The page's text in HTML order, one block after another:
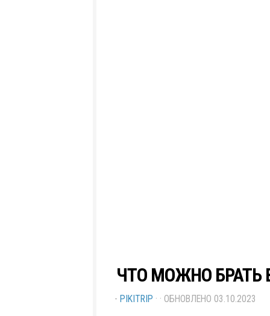
ЧТО МОЖНО БРАТЬ
- PIKITRIP · · ОБНОВЛЕНО 03.10.2023